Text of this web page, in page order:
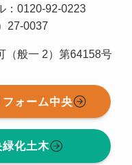
：0120-92-0223
27-0037
（般一 2）第64158号
ォーム中央
緑化土木